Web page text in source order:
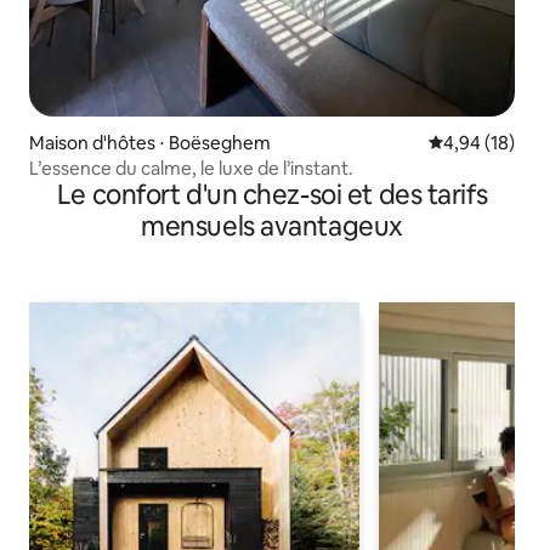
Maison d'hôtes ⋅ Boëseghem Évaluation
4,94 (18)
L’essence du calme, le luxe de l’instant.
Le confort d'un chez-soi et des tarifs
mensuels avantageux